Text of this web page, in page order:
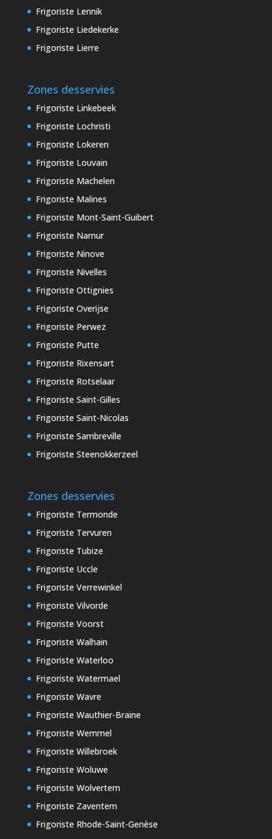
Frigoriste Lennik
Frigoriste Liedekerke
Frigoriste Lierre
Zones desservies
Frigoriste Linkebeek
Frigoriste Lochristi
Frigoriste Lokeren
Frigoriste Louvain
Frigoriste Machelen
Frigoriste Malines
Frigoriste Mont-Saint-Guibert
Frigoriste Namur
Frigoriste Ninove
Frigoriste Nivelles
Frigoriste Ottignies
Frigoriste Overijse
Frigoriste Perwez
Frigoriste Putte
Frigoriste Rixensart
Frigoriste Rotselaar
Frigoriste Saint-Gilles
Frigoriste Saint-Nicolas
Frigoriste Sambreville
Frigoriste Steenokkerzeel
Zones desservies
Frigoriste Termonde
Frigoriste Tervuren
Frigoriste Tubize
Frigoriste Uccle
Frigoriste Verrewinkel
Frigoriste Vilvorde
Frigoriste Voorst
Frigoriste Walhain
Frigoriste Waterloo
Frigoriste Watermael
Frigoriste Wavre
Frigoriste Wauthier-Braine
Frigoriste Wemmel
Frigoriste Willebroek
Frigoriste Woluwe
Frigoriste Wolvertem
Frigoriste Zaventem
Frigoriste Rhode-Saint-Genèse